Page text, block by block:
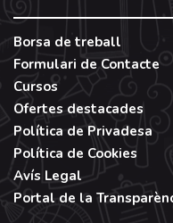
Borsa de treball
Formulari de Contacte
Cursos
Ofertes destacades
Política de Privadesa
Política de Cookies
Avís Legal
Portal de la